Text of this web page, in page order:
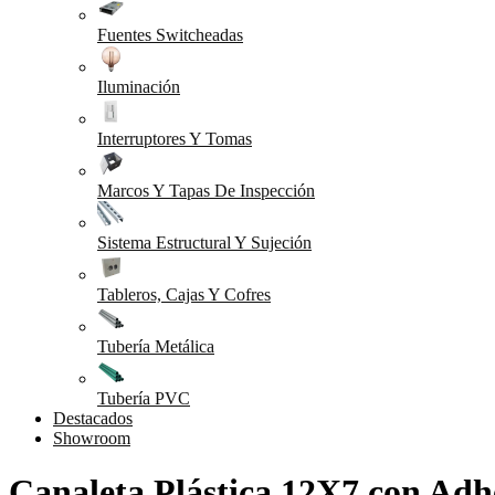
Fuentes Switcheadas
Iluminación
Interruptores Y Tomas
Marcos Y Tapas De Inspección
Sistema Estructural Y Sujeción
Tableros, Cajas Y Cofres
Tubería Metálica
Tubería PVC
Destacados
Showroom